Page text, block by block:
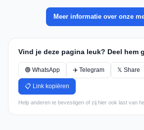
Meer informatie over onze
Vind je deze pagina leuk? Deel hem
🟢 WhatsApp ✈️ Telegram 𝕏 Share
📋 Link kopiëren
Help anderen te bevestigen of zij hier ook last van